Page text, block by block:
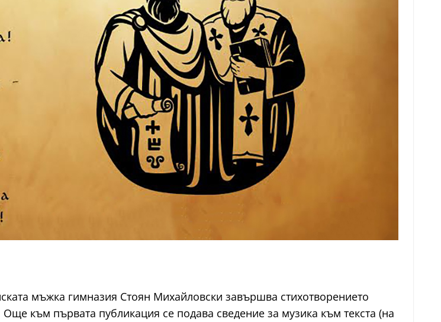
мъжка гимназия Стоян Михайловски завършва стихотворението
към първата публикация се подава сведение за музика към текста (на